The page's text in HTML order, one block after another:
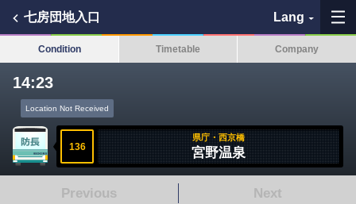
七房団地入口 Lang
History
See the map
Condition Timetable Company
14:23
Location Not Received
136
県庁・西京橋
宮野温泉
Previous Next